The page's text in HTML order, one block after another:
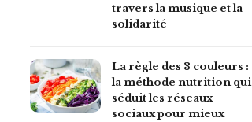
travers la musique et la
solidarité
La règle des 3 couleurs :
la méthode nutrition qui
séduit les réseaux
sociaux pour mieux